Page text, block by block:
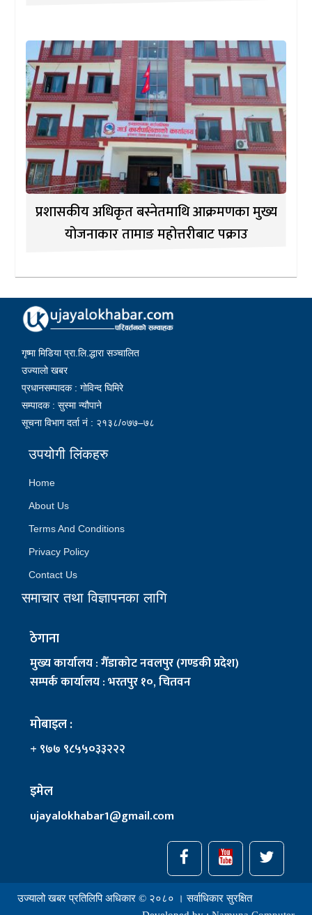
प्रशासकीय अधिकृत बस्नेतमाथि आक्रमणका मुख्य
योजनाकार तामाङ महोत्तरीबाट पक्राउ
गृष्मा मिडिया प्रा.लि.द्धारा सञ्चालित
उज्यालो खबर
प्रधानसम्पादक : गोविन्द घिमिरे
सम्पादक : सुस्मा न्यौपाने
सूचना विभाग दर्ता नं : २१३८/०७७–७८
उपयोगी लिंकहरु
Home
About Us
Terms And Conditions
Privacy Policy
Contact Us
समाचार तथा विज्ञापनका लागि
ठेगाना
मुख्य कार्यालय : गैँडाकोट नवलपुर (गण्डकी प्रदेश)
सम्पर्क कार्यालय : भरतपुर १०, चितवन
मोबाइल :
+ ९७७ ९८५५०३३२२२
इमेल
ujayalokhabar1@gmail.com
उज्यालो खबर प्रतिलिपि अधिकार © २०८० । सर्वाधिकार सुरक्षित